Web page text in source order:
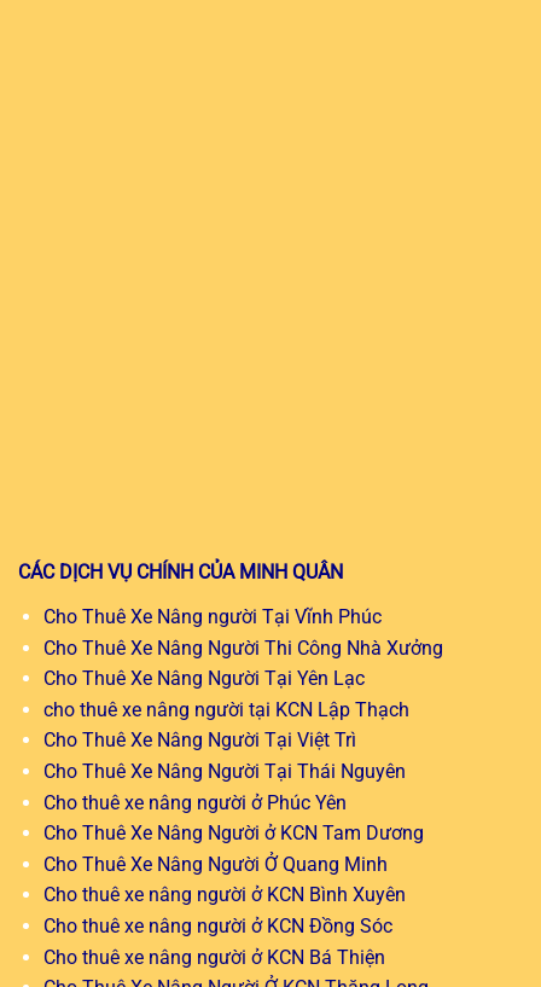
CÁC DỊCH VỤ CHÍNH CỦA MINH QUÂN
Cho Thuê Xe Nâng người Tại Vĩnh Phúc
Cho Thuê Xe Nâng Người Thi Công Nhà Xưởng
Cho Thuê Xe Nâng Người Tại Yên Lạc
cho thuê xe nâng người tại KCN Lập Thạch
Cho Thuê Xe Nâng Người Tại Việt Trì
Cho Thuê Xe Nâng Người Tại Thái Nguyên
Cho thuê xe nâng người ở Phúc Yên
Cho Thuê Xe Nâng Người ở KCN Tam Dương
Cho Thuê Xe Nâng Người Ở Quang Minh
Cho thuê xe nâng người ở KCN Bình Xuyên
Cho thuê xe nâng người ở KCN Đồng Sóc
Cho thuê xe nâng người ở KCN Bá Thiện